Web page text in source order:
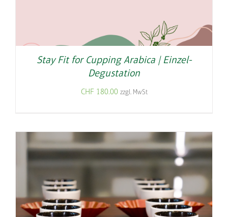
Stay Fit for Cupping Arabica | Einzel-
Degustation
CHF 180.00 zzgl. MwSt